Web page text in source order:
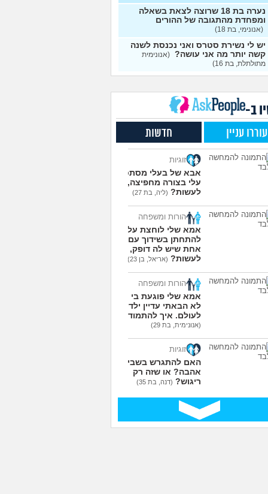
להורים?
(אהרן, בן 16)
בגרות ומגן
עצות
לגבי שנה הבאה
(יונתן, בן 18)
מתח אבל אני לא
(לחוצה, בת 16)
6
לעצמי או שהצלתי את
שלי? (כפיר, בן 14)
עוד שאלות חדשות במדור
נערה בת 18 שרוצה לצאת בשאלה
ומפחדת מהתגובה של ההורים
(אנונימי, בת 18)
יש לי נשירת סטרס ואני נכנסת לשנה
קשה יותר מה אני עושה? (אנונימית
מתולתלת, בת 16)
ב-
עוררו עניין חדשות
זוגיות
אבא של בעלי מסתכל
עלי בצורה מחפיצה, מה
לעשות? (ליה, בת 27)
הורות ומשפחה
אמא שלי לוחצת עליי
להתחתן בשידוך עם כל
אחת שיש לה דופק, מה
לעשות? (אריאל, בן 23)
הורות ומשפחה
אמא שלי פוגעת בי כי
לא הבאתי עדיין ילדים
לעולם. איך להתמודד?
(אנונימית, בת 29)
זוגיות
האם להתגרש בשביל
אהבה? או שזה רק
ריגוש? (דנה, בת 35)